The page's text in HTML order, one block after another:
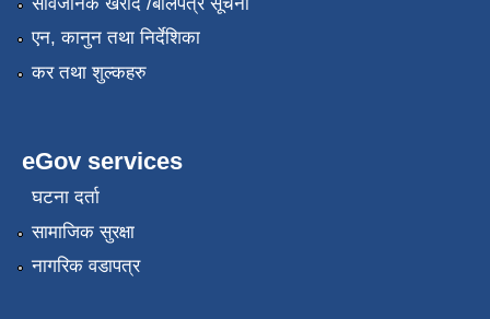
एन, कानुन तथा निर्देशिका
कर तथा शुल्कहरु
eGov services
घटना दर्ता
सामाजिक सुरक्षा
नागरिक वडापत्र